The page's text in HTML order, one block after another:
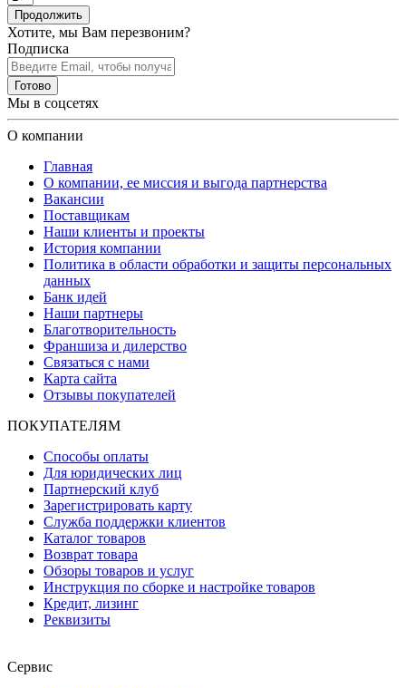
Продолжить
Хотите, мы Вам перезвоним?
Подписка
Готово
Мы в соцсетях
О компании
Главная
О компании, ее миссия и выгода партнерства
Вакансии
Поставщикам
Наши клиенты и проекты
История компании
Политика в области обработки и защиты персональных
данных
Банк идей
Наши партнеры
Благотворительность
Франшиза и дилерство
Связаться с нами
Карта сайта
Отзывы покупателей
ПОКУПАТЕЛЯМ
Способы оплаты
Для юридических лиц
Партнерский клуб
Зарегистрировать карту
Служба поддержки клиентов
Каталог товаров
Возврат товара
Обзоры товаров и услуг
Инструкция по сборке и настройке товаров
Кредит, лизинг
Реквизиты
Сервис